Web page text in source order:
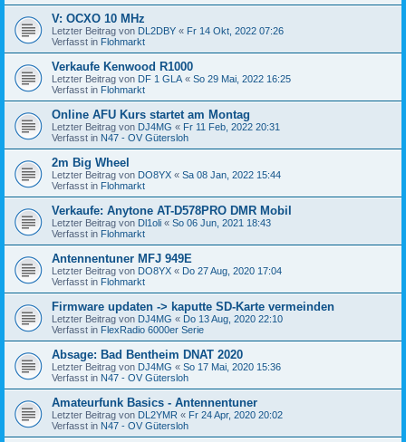
V: OCXO 10 MHz
Letzter Beitrag von DL2DBY « Fr 14 Okt, 2022 07:26
Verfasst in Flohmarkt
Verkaufe Kenwood R1000
Letzter Beitrag von DF 1 GLA « So 29 Mai, 2022 16:25
Verfasst in Flohmarkt
Online AFU Kurs startet am Montag
Letzter Beitrag von DJ4MG « Fr 11 Feb, 2022 20:31
Verfasst in N47 - OV Gütersloh
2m Big Wheel
Letzter Beitrag von DO8YX « Sa 08 Jan, 2022 15:44
Verfasst in Flohmarkt
Verkaufe: Anytone AT-D578PRO DMR Mobil
Letzter Beitrag von Dl1oli « So 06 Jun, 2021 18:43
Verfasst in Flohmarkt
Antennentuner MFJ 949E
Letzter Beitrag von DO8YX « Do 27 Aug, 2020 17:04
Verfasst in Flohmarkt
Firmware updaten -> kaputte SD-Karte vermeinden
Letzter Beitrag von DJ4MG « Do 13 Aug, 2020 22:10
Verfasst in FlexRadio 6000er Serie
Absage: Bad Bentheim DNAT 2020
Letzter Beitrag von DJ4MG « So 17 Mai, 2020 15:36
Verfasst in N47 - OV Gütersloh
Amateurfunk Basics - Antennentuner
Letzter Beitrag von DL2YMR « Fr 24 Apr, 2020 20:02
Verfasst in N47 - OV Gütersloh